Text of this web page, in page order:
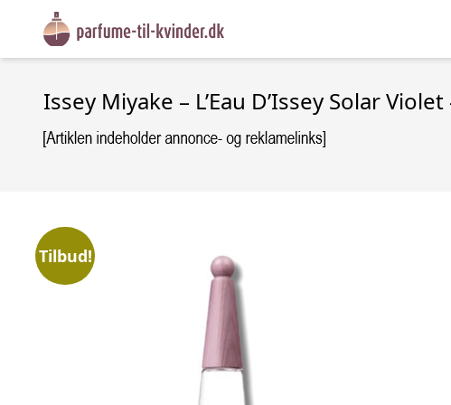
Issey Miyake – L’Eau D’Issey Solar
Tilbud!